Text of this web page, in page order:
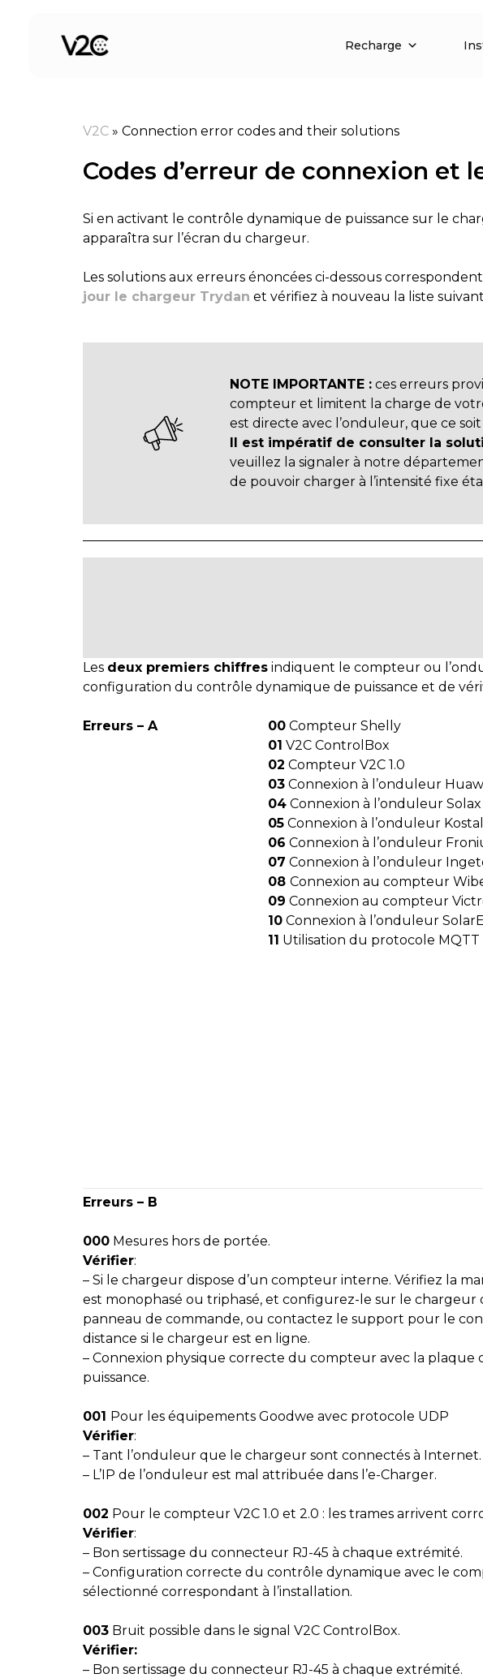
Recharge
V2C » Connection error codes and their solutions
Codes d’erreur de connexion et
Si en activant le contrôle dynamique de puissance sur le
apparaîtra sur l’écran du chargeur.
Les solutions aux erreurs énoncées ci-dessous
jour le chargeur Trydan et vérifiez à nouveau la liste
NOTE IMPORTANTE : ces erreurs
compteur et limitent la charge de
est directe avec l’onduleur, que ce
Il est impératif de consulter la
veuillez la signaler à notre
de pouvoir charger à l’intensité fixe
Les deux premiers chiffres indiquent le compteur ou
configuration du contrôle dynamique de puissance et de
Erreurs – A 00 Compteur Shelly
01 V2C ControlBox
02 Compteur V2C 1.0
03 Connexion à l’onduleur
04 Connexion à l’onduleur Solax
05 Connexion à l’onduleur Kostal
06 Connexion à l’onduleur
07 Connexion à l’onduleur
08 Connexion au compteur
09 Connexion au compteur
10 Connexion à l’onduleur
11 Utilisation du protocole MQTT
Erreurs – B
000 Mesures hors de portée.
Vérifier:
– Si le chargeur dispose d’un compteur interne. Vérifiez la
est monophasé ou triphasé, et configurez-le sur le chargeur
panneau de commande, ou contactez le support pour le
distance si le chargeur est en ligne.
– Connexion physique correcte du compteur avec la plaque
puissance.
001 Pour les équipements Goodwe avec protocole UDP
Vérifier:
– Tant l’onduleur que le chargeur sont connectés à Internet.
– L’IP de l’onduleur est mal attribuée dans l’e-Charger.
002 Pour le compteur V2C 1.0 et 2.0 : les trames arrivent
Vérifier:
– Bon sertissage du connecteur RJ-45 à chaque extrémité.
– Configuration correcte du contrôle dynamique avec le
sélectionné correspondant à l’installation.
003 Bruit possible dans le signal V2C ControlBox.
Vérifier:
– Bon sertissage du connecteur RJ-45 à chaque extrémité.